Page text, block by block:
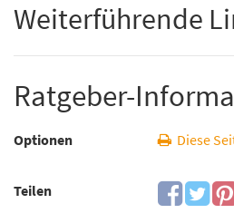
Weiterführende
Ratgeber-
Optionen Diese
Teilen